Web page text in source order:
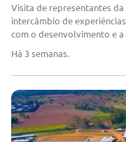
Visita de representantes
intercâmbio de
com o desenvolvimento e
Há 3 semanas.